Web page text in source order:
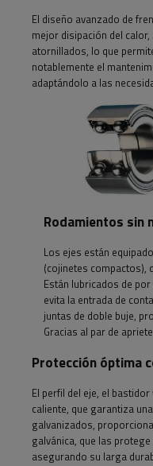
El diseño avanzado de
mejor disipación del
atornillados, lo que
notablemente el
adaptándolo a las
Rodamientos sin
Los ejes están
(cojinetes compactos),
Están lubricados de
evita la entrada de
juntas de doble buje,
Gracias al par de
Protección óptima
El perfil del eje, el
caliente, que garantiza
galvanizados,
galvánica, que las
asegurando su larga